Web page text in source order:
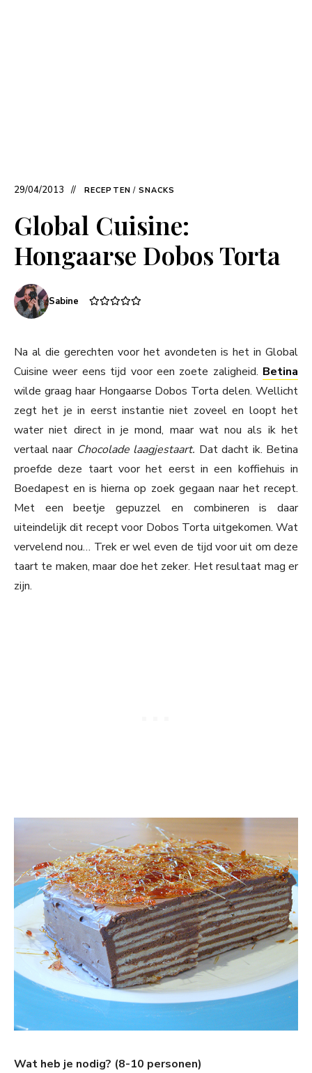
29/04/2013 RECEPTEN / SNACKS
Global Cuisine:
Hongaarse Dobos Torta
Sabine
Na al die gerechten voor het avondeten is het in Global
Cuisine weer eens tijd voor een zoete zaligheid. Betina
wilde graag haar Hongaarse Dobos Torta delen. Wellicht
zegt het je in eerst instantie niet zoveel en loopt het
water niet direct in je mond, maar wat nou als ik het
vertaal naar Chocolade laagjestaart. Dat dacht ik. Betina
proefde deze taart voor het eerst in een koffiehuis in
Boedapest en is hierna op zoek gegaan naar het recept.
Met een beetje gepuzzel en combineren is daar
uiteindelijk dit recept voor Dobos Torta uitgekomen. Wat
vervelend nou… Trek er wel even de tijd voor uit om deze
taart te maken, maar doe het zeker. Het resultaat mag er
zijn.
Wat heb je nodig? (8-10 personen)